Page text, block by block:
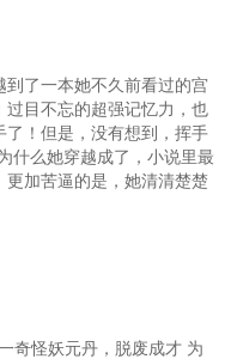
了一本她不久前看过的宫
目不忘的超强记忆力，也
！但是，没有想到，挥手
什么她穿越成了，小说里最
加苦逼的是，她清清楚楚
奇怪妖元丹，脱废成才 为